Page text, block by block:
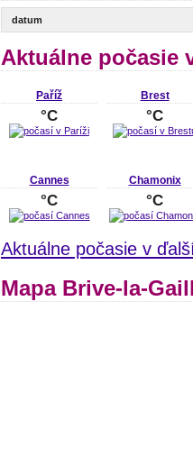
datum
Aktuálne počasie
Paříž
°C
Brest
°C
Cannes
°C
Chamonix
°C
Aktuálne počasie v
Mapa Brive-la-